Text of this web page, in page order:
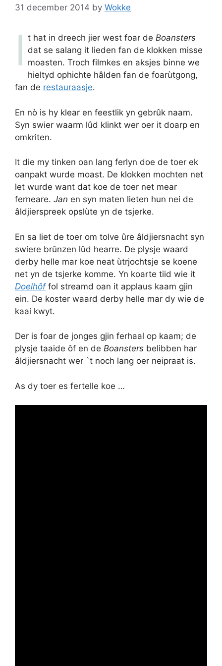
31 december 2014 by Wokke
I t hat in dreech jier west foar deBoansters
dat se salang it lieden fan de klokken misse
moasten. Troch filmkes en aksjes binne we
hieltyd ophichte hâlden fan de foarùtgong,
fan de restauraasje.
En nò is hy klear en feestlik yn gebrûk naam.
Syn swier waarm lûd klinkt wer oer it doarp en
omkriten.
It die my tinken oan lang ferlyn doe de toer ek
oanpakt wurde moast. De klokken mochten net
let wurde want dat koe de toer net mear
ferneare. Jan en syn maten lieten hun nei de
âldjierspreek opslùte yn de tsjerke.
En sa liet de toer om tolve ûre âldjiersnacht syn
swiere brûnzen lûd hearre. De plysje waard
derby helle mar koe neat ùtrjochtsje se koene
net yn de tsjerke komme. Yn koarte tiid wie it
Doelhôffol streamd oan it applaus kaam gjin
ein. De koster waard derby helle mar dy wie de
kaai kwyt.
Der is foar de jonges gjin ferhaal op kaam; de
plysje taaide ôf en de Boansters belibben har
âldjiersnacht wer `t noch lang oer neipraat is.
As dy toer es fertelle koe …